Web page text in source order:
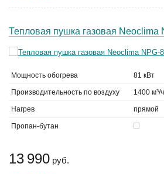
Тепловая пушка газовая Neoclima
Мощность обогрева 81 кВт
Производительность по воздуху 1400 м³/ч
Нагрев прямой
Пропан-бутан
13 990 руб.